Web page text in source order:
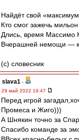
Найдёт свой
Кто смог зажечь мильон
Длись, время Массимо
Вчерашней немощи —
(c) словесник
slava1 -
29 май 2022 19:47
Перед игрой
Промеса и Жиго)))
А Шнякин точно за
Спасибо команде за